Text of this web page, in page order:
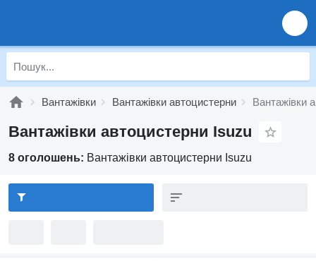
Вантажівки Вантажівки автоцистерни Вантажівки
Вантажівки автоцистерни Isuzu
8 оголошень: Вантажівки автоцистерни Isuzu